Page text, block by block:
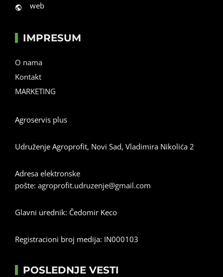
web
IMPRESUM
O nama
Kontakt
MARKETING
Agroservis plus
Udruženje Agroprofit, Novi Sad, Vladimira Nikolića 2
Adresa elektronske
pošte: agroprofit.udruzenje@gmail.com
Glavni urednik: Čedomir Keco
Registracioni broj medija: IN000103
POSLEDNJE VESTI